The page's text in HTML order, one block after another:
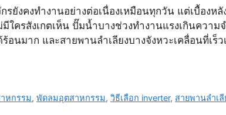
รยังคงทำงานอย่างต่อเนื่องเหมือนทุกวัน แต่เบื้องหลั
ครสังเกตเห็น ปั๊มน้ำบางช่วงทำงานแรงเกินความ
นมาก และสายพานลำเลียงบางจังหวะเคลื่อนที่เร็ว
หกรรม,พัดลมอุตสาหกรรม,วิธีเลือก inverter, สายพานลำเลี